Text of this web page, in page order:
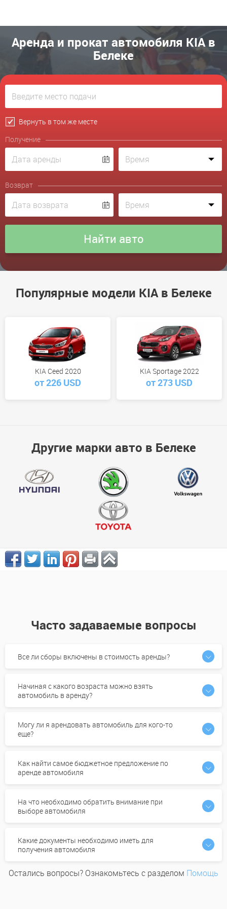
Аренда и прокат автомобиля KIA в
Белеке
Вернуть в том же месте
Получение
Возврат
Популярные модели KIA в Белеке
KIA Ceed 2020
от 226 USD
KIA Sportage 2022
от 273 USD
Другие марки авто в Белеке
Часто задаваемые вопросы
Все ли сборы включены в стоимость аренды?
Начиная с какого возраста можно взять
автомобиль в аренду?
Могу ли я арендовать автомобиль для кого-то
еще?
Как найти самое бюджетное предложение по
аренде автомобиля
На что необходимо обратить внимание при
выборе автомобиля
Какие документы необходимо иметь для
получения автомобиля
Остались вопросы? Ознакомьтесь с разделом Помощь